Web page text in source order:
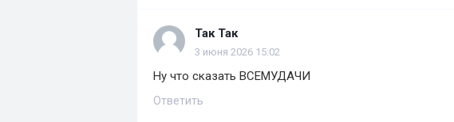
Так Так
3 июня 2026 15:02
Ну что сказать ВСЕМУДАЧИ
Ответить